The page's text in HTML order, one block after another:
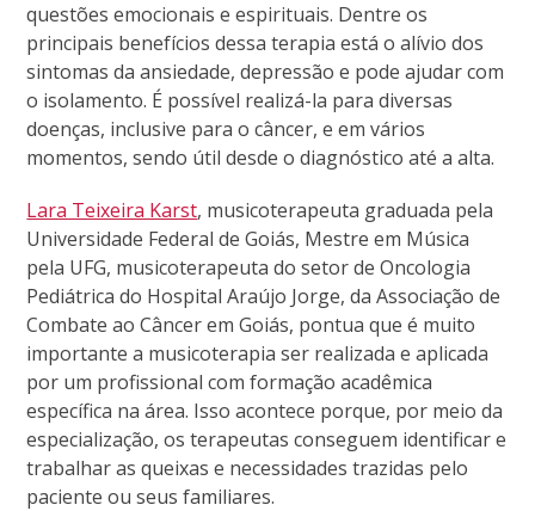
questões emocionais e espirituais. Dentre os
principais benefícios dessa terapia está o alívio dos
sintomas da ansiedade, depressão e pode ajudar com
o isolamento. É possível realizá-la para diversas
doenças, inclusive para o câncer, e em vários
momentos, sendo útil desde o diagnóstico até a alta.
Lara Teixeira Karst, musicoterapeuta graduada pela
Universidade Federal de Goiás, Mestre em Música
pela UFG, musicoterapeuta do setor de Oncologia
Pediátrica do Hospital Araújo Jorge, da Associação de
Combate ao Câncer em Goiás, pontua que é muito
importante a musicoterapia ser realizada e aplicada
por um profissional com formação acadêmica
específica na área. Isso acontece porque, por meio da
especialização, os terapeutas conseguem identificar e
trabalhar as queixas e necessidades trazidas pelo
paciente ou seus familiares.